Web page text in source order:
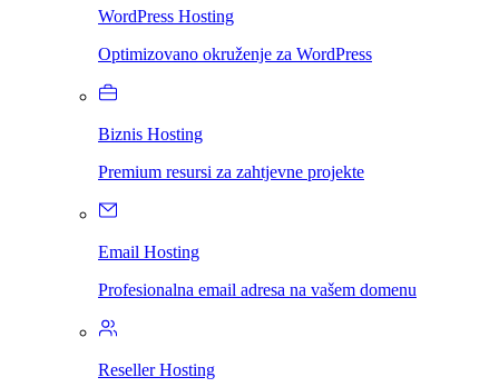
WordPress Hosting
Optimizovano okruženje za WordPress
Biznis Hosting
Premium resursi za zahtjevne projekte
Email Hosting
Profesionalna email adresa na vašem domenu
Reseller Hosting